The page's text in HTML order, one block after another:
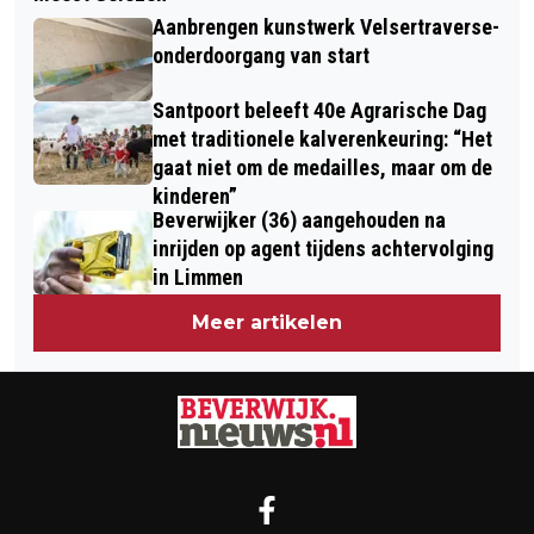
BATTLE / NK STRANDRACE WIJK AAN
ZEE VAN START
DE VLINDER
Aanbrengen kunstwerk Velsertraverse-
onderdoorgang van start
Santpoort beleeft 40e Agrarische Dag
met traditionele kalverenkeuring: “Het
gaat niet om de medailles, maar om de
kinderen”
Beverwijker (36) aangehouden na
inrijden op agent tijdens achtervolging
in Limmen
Meer artikelen